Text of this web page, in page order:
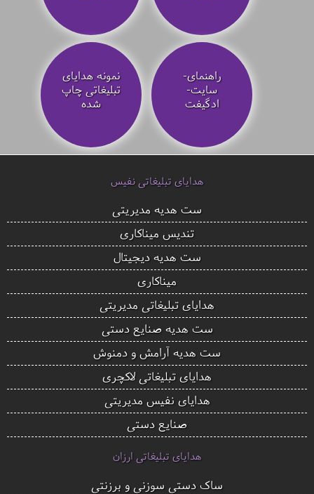
راهنمای-
سایت-
ادگیفت
نمونه هدایای
تبلیغاتی چاپ
شده
هدایای تبلیغاتی نفیس
ست هدیه مدیریتی
تندیس میناکاری
ست هدیه دیجیتال
میناکاری
هدایای تبلیغاتی مدیریتی
ست هدیه صنایع دستی
ست هدیه آرامش و دمنوش
هدایای تبلیغاتی لاکچری
هدایای نفیس مدیریتی
صنایع دستی
هدایای تبلیغاتی ارزان
ساک دستی سوزنی و برزنتی